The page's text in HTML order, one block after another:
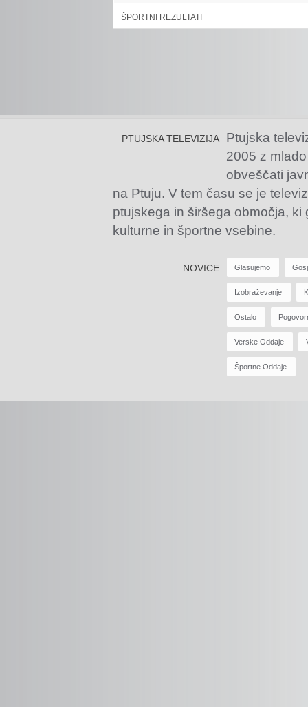
ŠPORTNI REZULTATI
PTUJSKA TELEVIZIJA
Ptujska
2005 z
obveščati
na Ptuju. V tem času se je
ptujskega in širšega območja,
kulturne in športne vsebine.
NOVICE Glasujemo
Izobraževanje
Ostalo
Verske Oddaje
Športne Oddaje